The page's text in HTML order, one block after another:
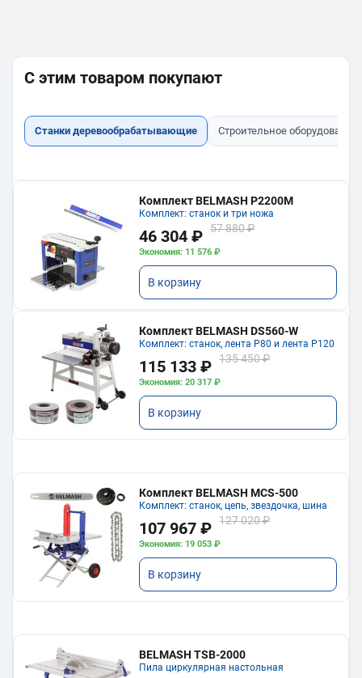
С этим товаром покупают
Станки деревообрабатывающие Строительное оборудование
Комплект BELMASH P2200M
Комплект: станок и три ножа
46 304 ₽ 57 880 ₽
Экономия: 11 576 ₽
В корзину
Комплект BELMASH DS560-W
Комплект: станок, лента P80 и лента P120
115 133 ₽ 135 450 ₽
Экономия: 20 317 ₽
В корзину
Комплект BELMASH MCS-500
Комплект: станок, цепь, звездочка, шина
107 967 ₽ 127 020 ₽
Экономия: 19 053 ₽
В корзину
BELMASH TSB-2000
Пила циркулярная настольная